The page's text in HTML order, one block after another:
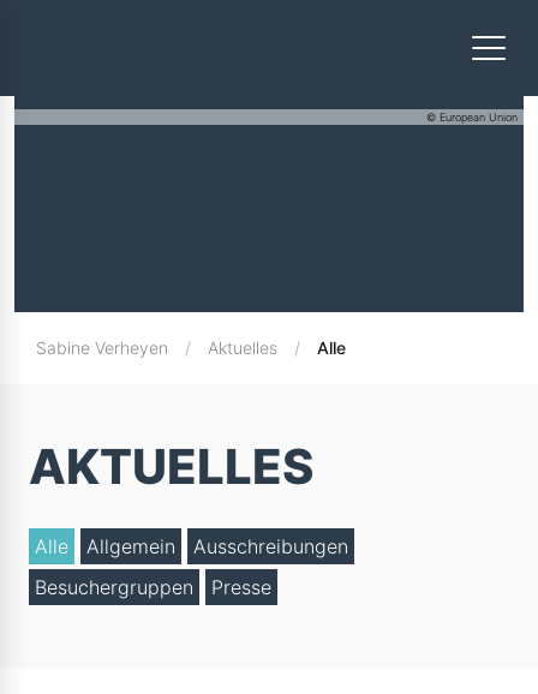
© European Union
Sabine Verheyen Aktuelles Alle
AKTUELLES
Alle Allgemein
Ausschreibungen
Besuchergruppen
Presse